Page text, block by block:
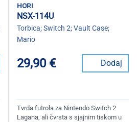
hori
NSX-114U
Torbica; Switch 2; Vault Case;
Mario
29,90 € Dodaj
Tvrda futrola za Nintendo Switch 2
Lagana, ali čvrsta s sjajnim tiskom u